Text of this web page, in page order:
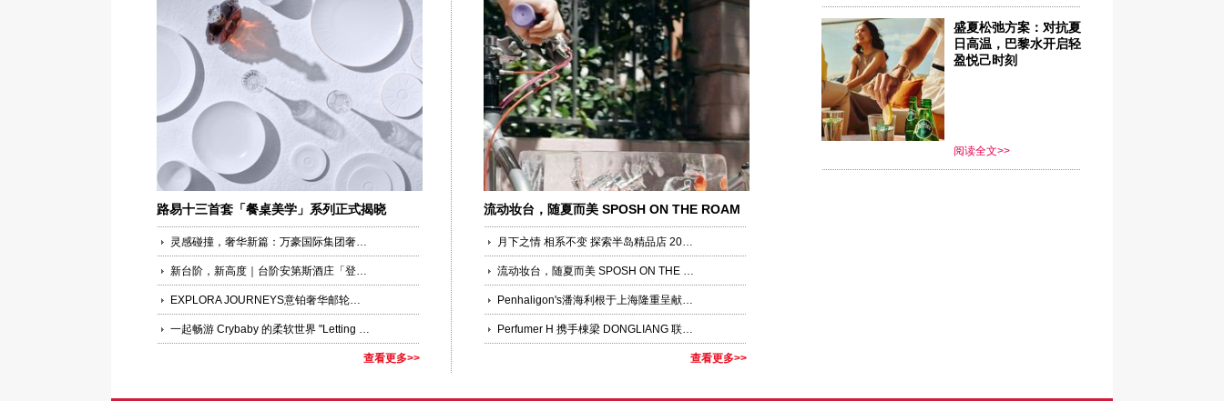
路易十三首套「餐桌美学」系列正式揭晓
灵感碰撞，奢华新篇：万豪国际集团奢华品牌携手自信娱乐开启大中华区品牌合作
新台阶，新高度｜台阶安第斯酒庄「登峰之旅」品牌焕新发布会启幕上海
EXPLORA JOURNEYS意铂奢华邮轮于巴塞罗那举行意铂三号（EXPLORA III）官方命名仪式
一起畅游 Crybaby 的柔软世界 "Letting Go... Holding On..." Crybaby 特展•北京站正式启幕
查看更多>>
流动妆台，随夏而美 SPOSH ON THE ROAM
——穿行上海，定格夏日一刻
月下之情 相系不变 探索半岛精品店 2026年中秋系列
流动妆台，随夏而美 SPOSH ON THE ROAM ——穿行上海，定格夏日一刻
Penhaligon's潘海利根于上海隆重呈献《游弋之地：伦敦名流录》主题展览 致敬肖像兽首系列十周年传奇篇章
Perfumer H 携手棟梁 DONGLIANG 联袂呈现「Magnolia Tree 木兰树」系列
查看更多>>
盛夏松弛方案：对抗夏
日高温，巴黎水开启轻
盈悦己时刻
阅读全文>>